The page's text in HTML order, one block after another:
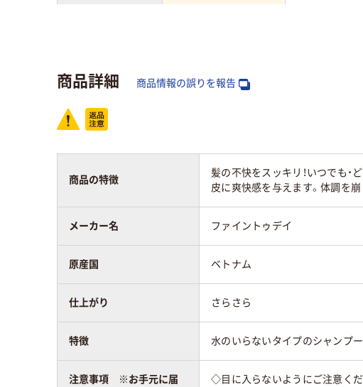
スコア
商品詳細 商品情報の誤りを報告
商品の特徴
髪の不快をスッキリ！いつでも・
皮に爽快感を与えます。体調を
メーカー名 ファイントゥデイ
原産国 ベトナム
仕上がり さらさら
特徴 水のいらないタイプのシャンプー
注意事項 ※お手元に届 ◇目に入らないようにご注意く